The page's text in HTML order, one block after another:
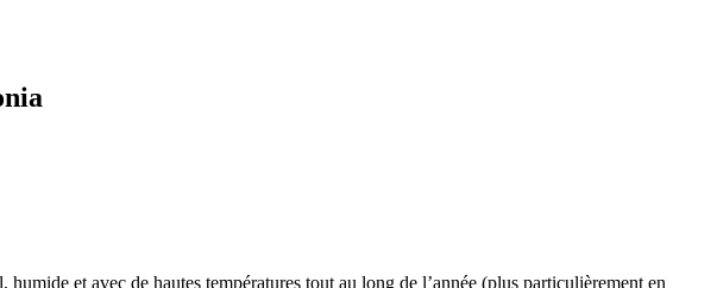
et avec de hautes températures tout au long de l’année (plus particulièrement en